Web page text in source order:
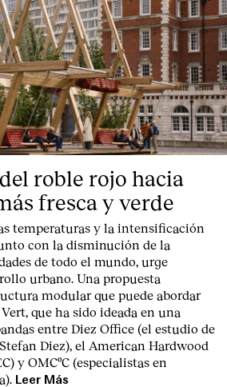
roble rojo hacia
fresca y verde
temperaturas y la intensificación
con la disminución de la
de todo el mundo, urge
urbano. Una propuesta
modular que puede abordar
que ha sido ideada en una
entre Diez Office (el estudio de
Diez), el American Hardwood
y OMCºC (especialistas en
Leer Más